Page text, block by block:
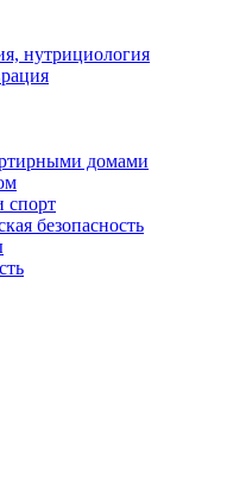
нутрициология
домами
спорт
безопасность